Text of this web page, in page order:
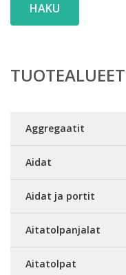
HAKU
TUOTEALUEET
Aggregaatit
Aidat
Aidat ja portit
Aitatolpanjalat
Aitatolpat